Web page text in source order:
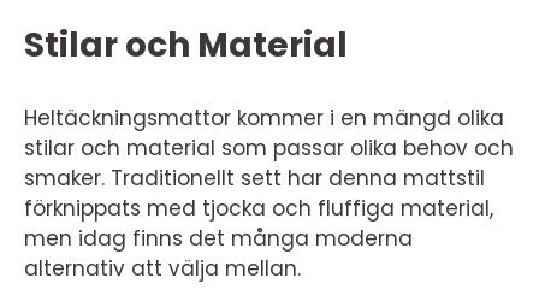
Stilar och Material
Heltäckningsmattor kommer i en mängd olika
stilar och material som passar olika behov och
smaker. Traditionellt sett har denna mattstil
förknippats med tjocka och fluffiga material,
men idag finns det många moderna
alternativ att välja mellan.